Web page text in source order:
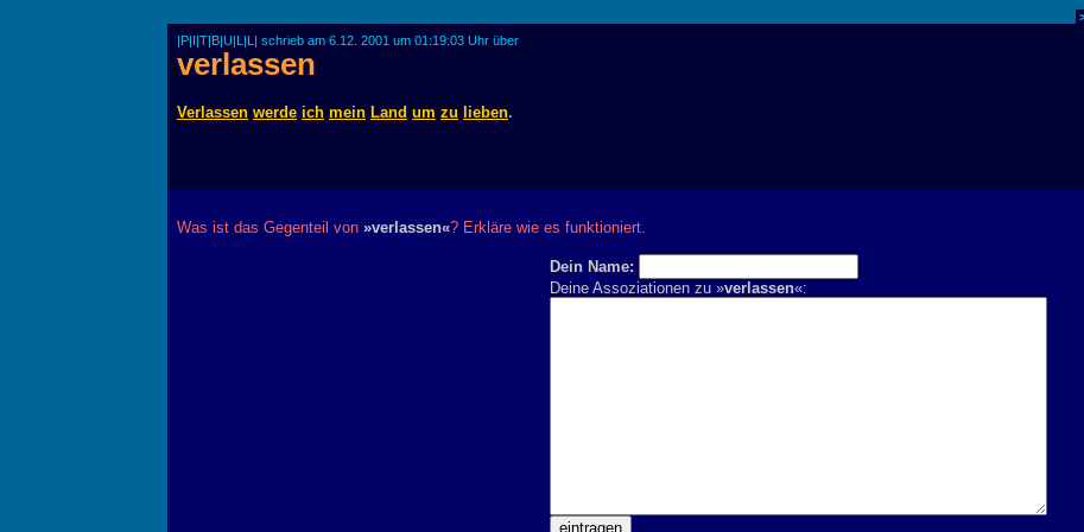
|P|I|T|B|U|L|L| schrieb am 6.12. 2001 um 01:19:03 Uhr über
verlassen
Verlassen werde ich mein Land um zu lieben.
Was ist das Gegenteil von »verlassen«? Erkläre wie es funktioniert.
Dein Name:
Deine Assoziationen zu »verlassen«: